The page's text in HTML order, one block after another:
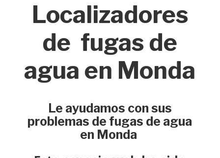
Localizadores
de fugas de
agua en Monda
Le ayudamos con sus
problemas de fugas de agua
en Monda